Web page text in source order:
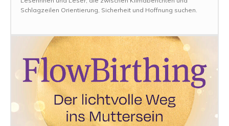
Schlagzeilen Orientierung, Sicherheit und Hoffnung suchen.